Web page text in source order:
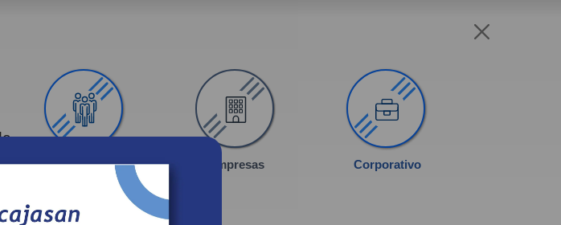
Personas Empresas Corporativo